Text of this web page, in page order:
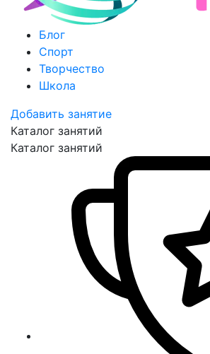
Блог
Спорт
Творчество
Школа
Добавить занятие
Каталог занятий
Каталог занятий